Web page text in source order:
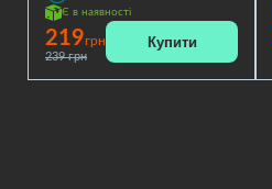
Є в наявності
219грн
239 грн
Купити